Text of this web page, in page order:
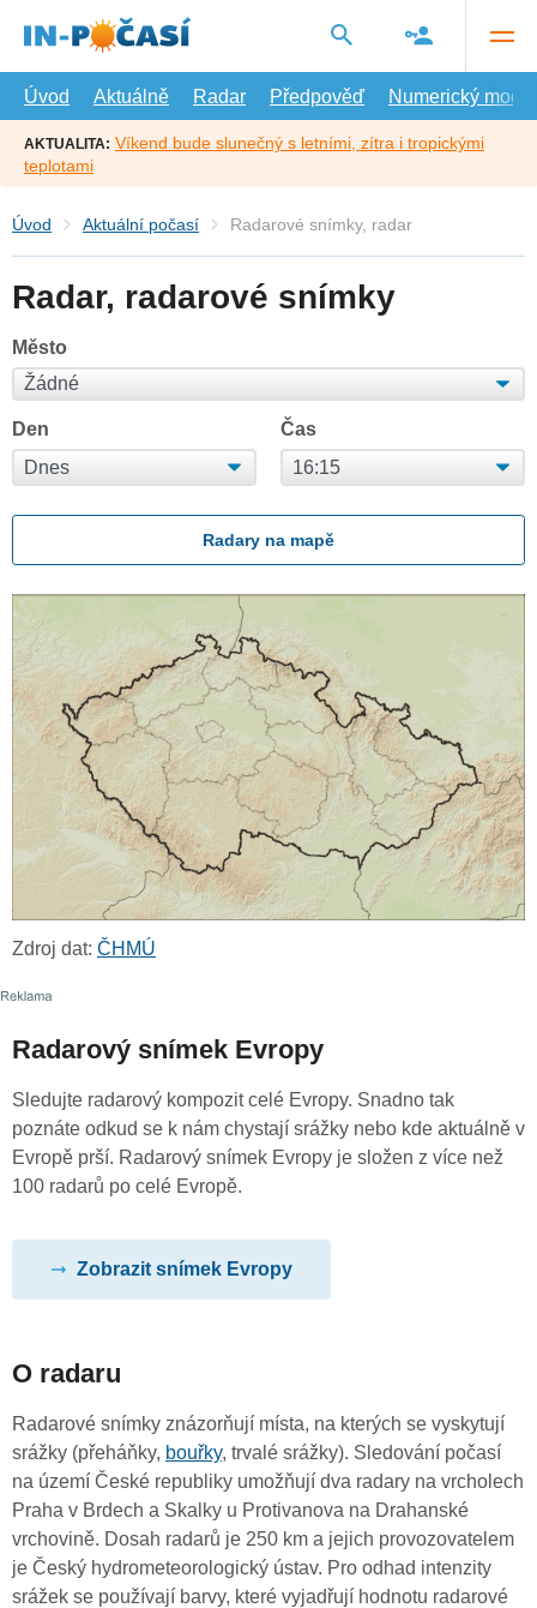
hlavní
Úvod
Aktuálně Radar Předpověď Numerický model
AKTUALITA: Víkend bude slunečný s letními, zítra i tropickými
teplotami
Úvod Aktuální počasí Radarové snímky, radar
Radar, radarové snímky
Město
Den Čas
Radary na mapě
Zdroj dat: ČHMÚ
Radarový snímek Evropy
Sledujte radarový kompozit celé Evropy. Snadno tak
poznáte odkud se k nám chystají srážky nebo kde aktuálně v
Evropě prší. Radarový snímek Evropy je složen z více než
100 radarů po celé Evropě.
Zobrazit snímek Evropy
O radaru
Radarové snímky znázorňují místa, na kterých se vyskytují
srážky (přeháňky, bouřky, trvalé srážky). Sledování počasí
na území České republiky umožňují dva radary na vrcholech
Praha v Brdech a Skalky u Protivanova na Drahanské
vrchovině. Dosah radarů je 250 km a jejich provozovatelem
je Český hydrometeorologický ústav. Pro odhad intenzity
srážek se používají barvy, které vyjadřují hodnotu radarové